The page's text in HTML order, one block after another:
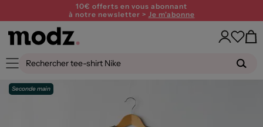
10€ offerts en vous abonnant
à notre newsletter > Je m'abonne
Seconde main